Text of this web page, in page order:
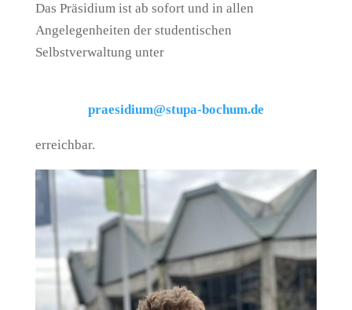
Das Präsidium ist ab sofort und in allen
Angelegenheiten der studentischen
Selbstverwaltung unter
praesidium@stupa-bochum.de
erreichbar.